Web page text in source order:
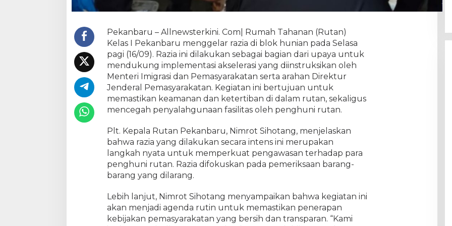
a
n
D
u
k
u
n
g
I
m
p
e
m
e
n
t
s
i
Pekanbaru – Allnewsterkini. Com| Rumah Tahanan (Rutan)
Kelas I Pekanbaru menggelar razia di blok hunian pada Selasa
pagi (16/09). Razia ini dilakukan sebagai bagian dari upaya untuk
mendukung implementasi akselerasi yang diinstruksikan oleh
Menteri Imigrasi dan Pemasyarakatan serta arahan Direktur
Jenderal Pemasyarakatan. Kegiatan ini bertujuan untuk
memastikan keamanan dan ketertiban di dalam rutan, sekaligus
mencegah penyalahgunaan fasilitas oleh penghuni rutan.
Plt. Kepala Rutan Pekanbaru, Nimrot Sihotang, menjelaskan
bahwa razia yang dilakukan secara intens ini merupakan
langkah nyata untuk memperkuat pengawasan terhadap para
penghuni rutan. Razia difokuskan pada pemeriksaan barang-
barang yang dilarang.
Lebih lanjut, Nimrot Sihotang menyampaikan bahwa kegiatan ini
akan menjadi agenda rutin untuk memastikan penerapan
kebijakan pemasyarakatan yang bersih dan transparan. “Kami